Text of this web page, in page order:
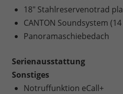
18" Stahlreservenotrad
CANTON Soundsystem
Panoramaschiebedach
Serienausstattung
Sonstiges
Notruffunktion eCall+